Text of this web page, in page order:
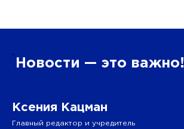
” Новости — это важно!
Ксения Кацман
Главный редактор и учредитель